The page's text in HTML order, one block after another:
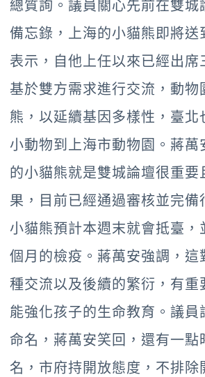
總質詢。議員關心先前在雙城
備忘錄，上海的小貓熊即將送
表示，自他上任以來已經出席
基於雙方需求進行交流，動物
熊，以延續基因多樣性，臺北
小動物到上海市動物園。蔣萬
的小貓熊就是雙城論壇很重要
果，目前已經通過審核並完備
小貓熊預計本週末就會抵臺，
個月的檢疫。蔣萬安強調，這
種交流以及後續的繁衍，有重
能強化孩子的生命教育。議員
命名，蔣萬安笑回，還有一點
名，市府持開放態度，不排除